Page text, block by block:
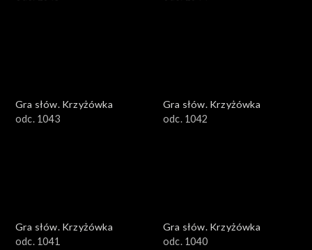
Gra słów. Krzyżówka
odc. 1043
Gra słów. Krzyżówka
odc. 1042
Gra słów. Krzyżówka
odc. 1041
Gra słów. Krzyżówka
odc. 1040